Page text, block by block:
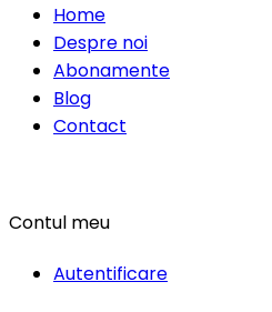
Home
Despre noi
Abonamente
Blog
Contact
Contul meu
Autentificare